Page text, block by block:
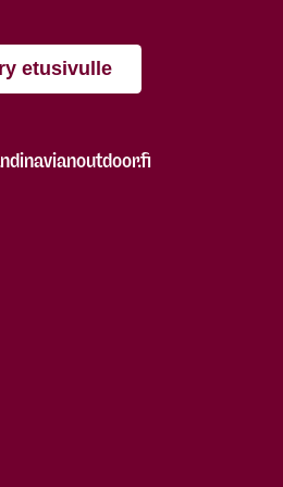
etusivulle